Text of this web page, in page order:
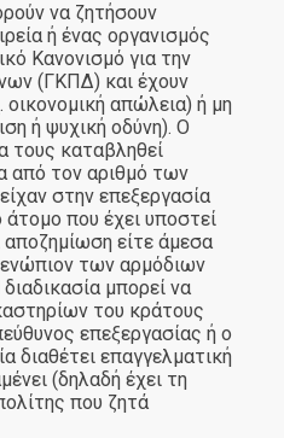
να ζητήσουν
ή ένας οργανισμός
Κανονισμό για την
(ΓΚΠΔ) και έχουν
οικονομική απώλεια) ή μη
ή ψυχική οδύνη). Ο
τους καταβληθεί
από τον αριθμό των
στην επεξεργασία
που έχει υποστεί
αποζημίωση είτε άμεσα
των αρμόδιων
μπορεί να
του κράτους
επεξεργασίας ή ο
διαθέτει επαγγελματική
(δηλαδή έχει τη
που ζητά